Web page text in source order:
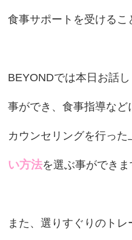
食事サポートを受けるこ
BEYONDでは本日お話
事ができ、食事指導な
カウンセリングを行った
い方法を選ぶ事ができま
また、選りすぐりのト